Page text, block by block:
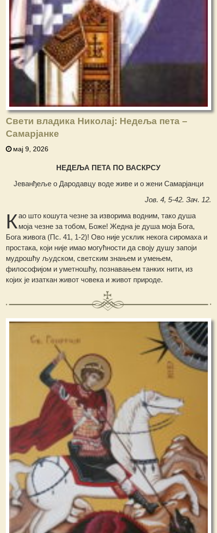
Свети владика Николај: Недеља пета –
Самарјанке
мај 9, 2026
НЕДЕЉА ПЕТА ПО ВАСКРСУ
Јеванђеље о Дародавцу воде живе и о жени Самарјанци
Јов. 4, 5-42. Зач. 12.
Као што кошута чезне за изворима водним, тако душа
моја чезне за тобом, Боже! Жедна је душа моја Бога,
Бога живога (Пс. 41, 1-2)! Ово није усклик некога сиромаха и
простака, који није имао могућности да своју душу запоји
мудрошћу људском, светским знањем и умењем,
философијом и уметношћу, познавањем танких нити, из
којих је изаткан живот човека и живот природе.